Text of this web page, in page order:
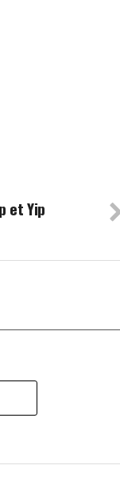
et Yip